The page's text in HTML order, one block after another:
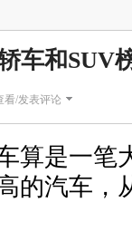
车和SUV
看/发表评论
是一笔
的汽车，